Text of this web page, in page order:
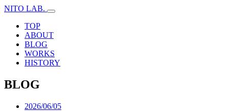
NITO LAB.
TOP
ABOUT
BLOG
WORKS
HISTORY
BLOG
2026/06/05